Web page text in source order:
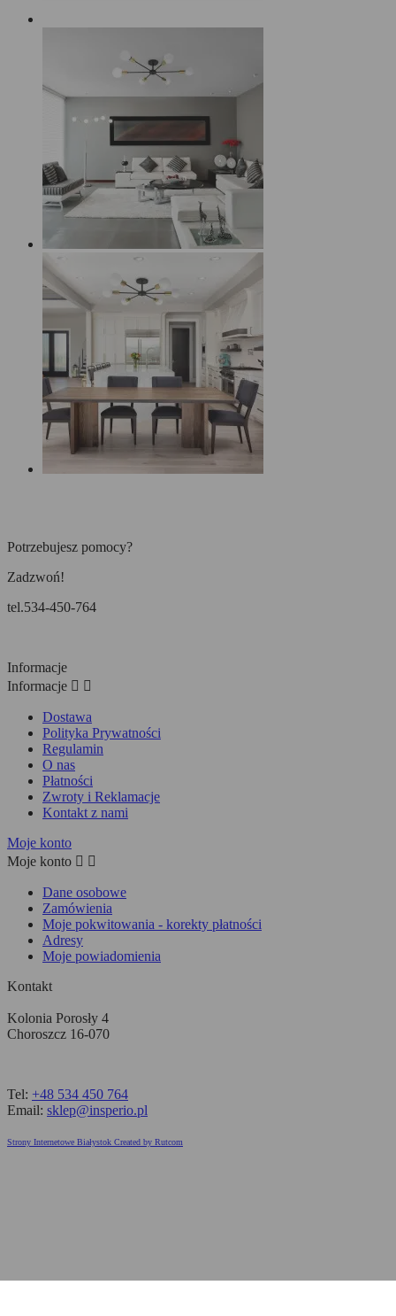
Potrzebujesz pomocy?
Zadzwoń!
tel.534-450-764
Informacje
Informacje  
Dostawa
Polityka Prywatności
Regulamin
O nas
Płatności
Zwroty i Reklamacje
Kontakt z nami
Moje konto
Moje konto  
Dane osobowe
Zamówienia
Moje pokwitowania - korekty płatności
Adresy
Moje powiadomienia
Kontakt
Kolonia Porosły 4
Choroszcz 16-070
Tel: +48 534 450 764
Email: sklep@insperio.pl
Strony Internetowe Białystok Created by Rutcom